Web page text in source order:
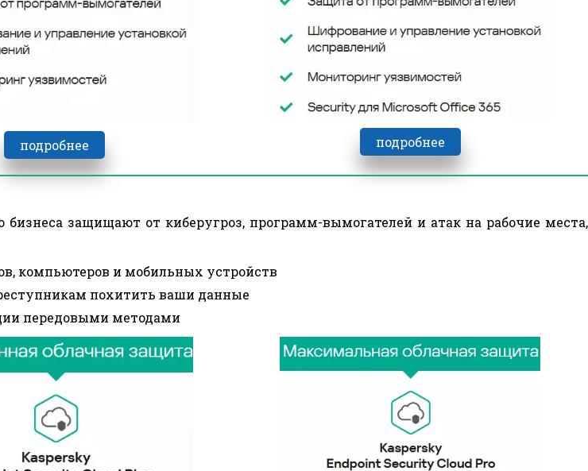
подробнее подробнее
защищают от киберугроз, программ-вымогателей и атак на рабочие места,
компьютеров и мобильных устройств
похитить ваши данные
передовыми методами